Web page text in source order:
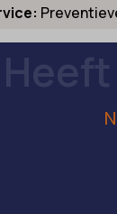
et-
et-pb-
amp_*